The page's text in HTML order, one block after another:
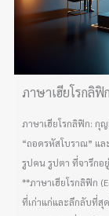
ภาษาเฮียโรกลิ
ภาษาเฮียโรกลิฟิก: กุ
“ถอดรหัสโบราณ” แ
รูปคน รูปตา ที่จารึก
**ภาษาเฮียโรกลิฟิก
ที่เก่าแก่และลึกลับที่สุ